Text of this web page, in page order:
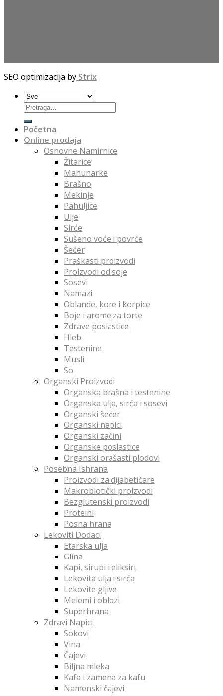
SEO optimizacija by Strix
Početna
Online prodaja
Osnovne Namirnice
Žitarice
Mahunarke
Brašno
Mekinje
Pahuljice
Ulje
Sirće
Sušeno voće i povrće
Šećer
Praškasti proizvodi
Proizvodi od soje
Sosevi
Namazi
Oblande, kore i korpice
Boje i arome za torte
Zdrave poslastice
Hleb
Testenine
Musli
So
Organski Proizvodi
Organska brašna i testenine
Organska ulja, sirća i sosevi
Organski šećer
Organski napici
Organski začini
Organske poslastice
Organski orašasti plodovi
Posebna Ishrana
Proizvodi za dijabetičare
Makrobiotički proizvodi
Bezglutenski proizvodi
Proteini
Posna hrana
Lekoviti Dodaci
Etarska ulja
Glina
Kapi, sirupi i eliksiri
Lekovita ulja i sirća
Lekovite gljive
Melemi i oblozi
Superhrana
Zdravi Napici
Sokovi
Vina
Čajevi
Biljna mleka
Kafa i zamena za kafu
Namenski čajevi